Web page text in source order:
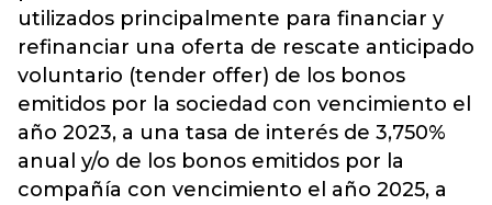
utilizados principalmente para financiar y
refinanciar una oferta de rescate anticipado
voluntario (tender offer) de los bonos
emitidos por la sociedad con vencimiento el
año 2023, a una tasa de interés de 3,750%
anual y/o de los bonos emitidos por la
compañía con vencimiento el año 2025, a